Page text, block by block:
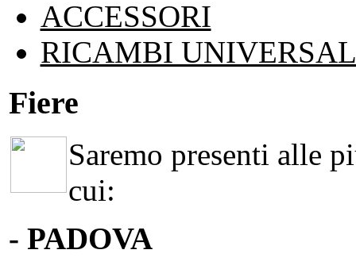
ACCESSORI
RICAMBI
Fiere
Saremo presenti alle
cui:
- PADOVA